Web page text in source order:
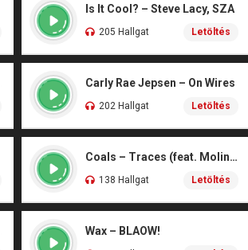
Is It Cool? – Steve Lacy, SZA
205 Hallgat Letöltés
Carly Rae Jepsen – On Wires
202 Hallgat Letöltés
Coals – Traces (feat. Molina)
138 Hallgat Letöltés
Wax – BLAOW!